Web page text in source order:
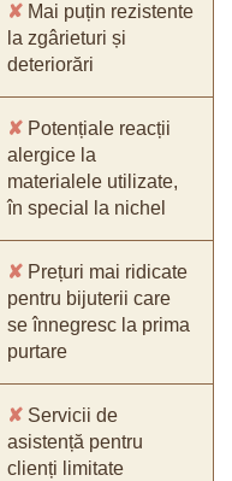
✘ Mai puțin rezistente
la zgârieturi și
deteriorări
✘ Potențiale reacții
alergice la
materialele utilizate,
în special la nichel
✘ Prețuri mai ridicate
pentru bijuterii care
se înnegresc la prima
purtare
✘ Servicii de
asistență pentru
clienți limitate